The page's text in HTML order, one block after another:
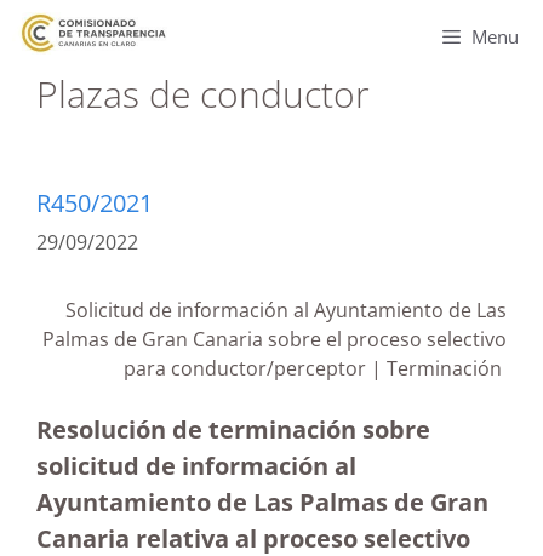
Menu
Plazas de conductor
R450/2021
29/09/2022
Solicitud de información al Ayuntamiento de Las
Palmas de Gran Canaria sobre el proceso selectivo
para conductor/perceptor | Terminación
Resolución de terminación sobre
solicitud de información al
Ayuntamiento de Las Palmas de Gran
Canaria relativa al proceso selectivo